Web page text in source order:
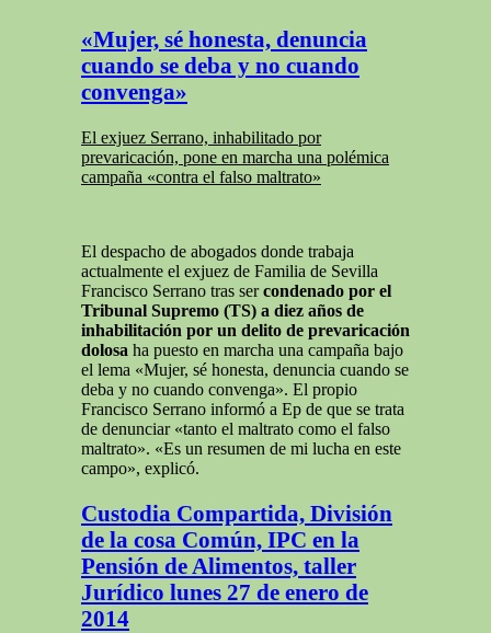
«Mujer, sé honesta, denuncia
cuando se deba y no cuando
convenga»
El exjuez Serrano, inhabilitado por
prevaricación, pone en marcha una polémica
campaña «contra el falso maltrato»
El despacho de abogados donde trabaja
actualmente el exjuez de Familia de Sevilla
Francisco Serrano tras sercondenado por el
Tribunal Supremo (TS) a diez años de
inhabilitación por un delito de prevaricación
dolosa ha puesto en marcha una campaña bajo
el lema «Mujer, sé honesta, denuncia cuando se
deba y no cuando convenga». El propio
Francisco Serrano informó a Ep de que se trata
de denunciar «tanto el maltrato como el falso
maltrato». «Es un resumen de mi lucha en este
campo», explicó.
Custodia Compartida, División
de la cosa Común, IPC en la
Pensión de Alimentos, taller
Jurídico lunes 27 de enero de
2014